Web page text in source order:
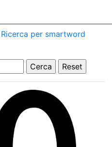
Ricerca per smartword